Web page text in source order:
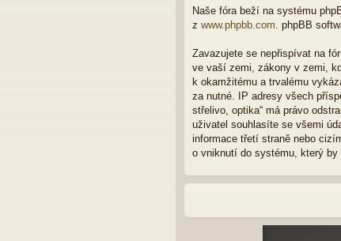
Naše fóra beží na systému
z www.phpbb.com. phpBB
Zavazujete se nepřispívat na
ve vaší zemi, zákony v zemi,
k okamžitému a trvalému
za nutné. IP adresy všech
střelivo, optika“ má právo
uživatel souhlasíte se všemi
informace třetí straně nebo
o vniknutí do systému, který